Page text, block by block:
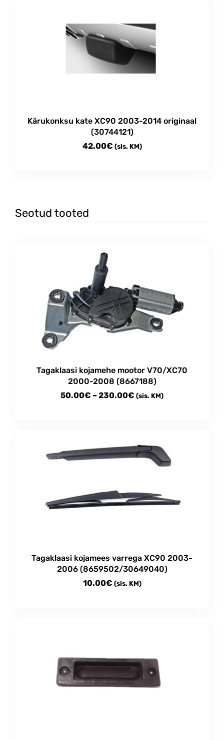
Kärukonksu kate XC90 2003-2014 originaal
(30744121)
42.00€ (sis. KM)
Seotud tooted
Tagaklaasi kojamehe mootor V70/XC70
2000-2008 (8667188)
50.00€ –230.00€ Price
230.00€
(sis. KM)
variants.
page
Tagaklaasi kojamees varrega XC90 2003-
2006 (8659502/30649040)
10.00€ (sis. KM)